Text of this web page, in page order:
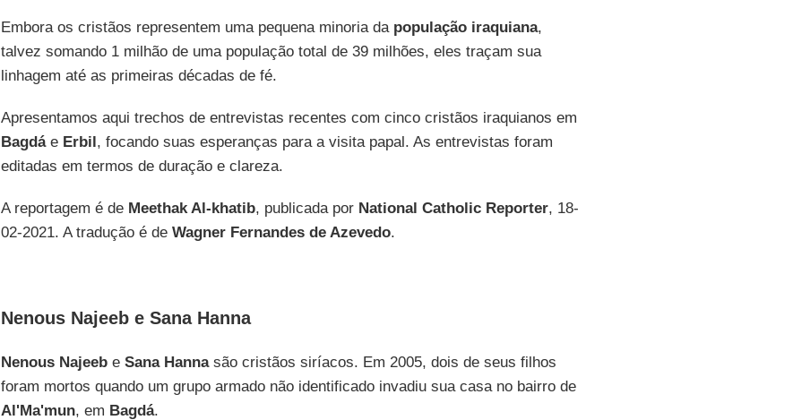
Embora os cristãos representem uma pequena minoria da população iraquiana,
talvez somando 1 milhão de uma população total de 39 milhões, eles traçam sua
linhagem até as primeiras décadas de fé.
Apresentamos aqui trechos de entrevistas recentes com cinco cristãos iraquianos em
Bagdáe Erbil, focando suas esperanças para a visita papal. As entrevistas foram
editadas em termos de duração e clareza.
A reportagem é de Meethak Al-khatib, publicada por National Catholic Reporter, 18-
02-2021. A tradução é de Wagner Fernandes de Azevedo.
Nenous Najeeb e Sana Hanna
Nenous Najeebe Sana Hannasão cristãos siríacos. Em 2005, dois de seus filhos
foram mortos quando um grupo armado não identificado invadiu sua casa no bairro de
Al'Ma'mun, em Bagdá.